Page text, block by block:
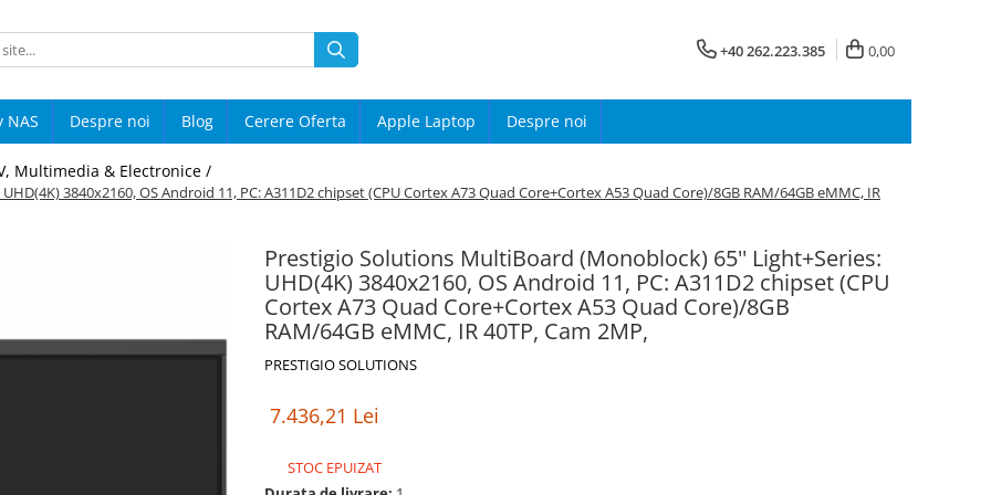
+40 262.223.385 0,00
NAS Despre noi Blog Cerere Oferta Apple Laptop Despre noi
Multimedia & Electronice /
3840x2160, OS Android 11, PC: A311D2 chipset (CPU Cortex A73 Quad Core+Cortex A53 Quad Core)/8GB RAM/64GB eMMC, IR
Prestigio Solutions MultiBoard (Monoblock) 65'' Light+Series:
UHD(4K) 3840x2160, OS Android 11, PC: A311D2 chipset (CPU
Cortex A73 Quad Core+Cortex A53 Quad Core)/8GB
RAM/64GB eMMC, IR 40TP, Cam 2MP,
PRESTIGIO SOLUTIONS
7.436,21 Lei
STOC EPUIZAT